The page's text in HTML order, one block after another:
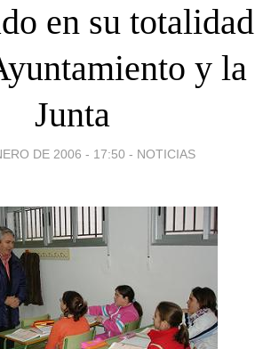
en su totalidad
y la
Junta
DE 2006 - 17:50 - NOTICIAS